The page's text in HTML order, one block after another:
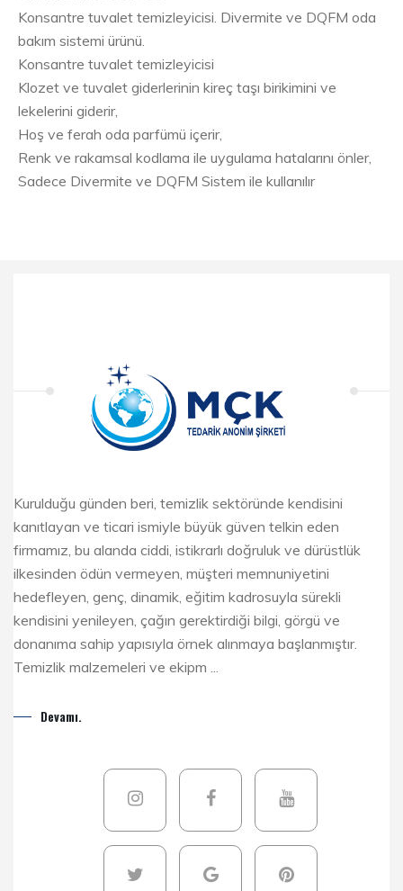
Konsantre tuvalet temizleyicisi. Divermite ve DQFM oda
bakım sistemi ürünü.
Konsantre tuvalet temizleyicisi
Klozet ve tuvalet giderlerinin kireç taşı birikimini ve
lekelerini giderir,
Hoş ve ferah oda parfümü içerir,
Renk ve rakamsal kodlama ile uygulama hatalarını önler,
Sadece Divermite ve DQFM Sistem ile kullanılır
Kurulduğu günden beri, temizlik sektöründe kendisini
kanıtlayan ve ticari ismiyle büyük güven telkin eden
firmamız, bu alanda ciddi, istikrarlı doğruluk ve dürüstlük
ilkesinden ödün vermeyen, müşteri memnuniyetini
hedefleyen, genç, dinamik, eğitim kadrosuyla sürekli
kendisini yenileyen, çağın gerektirdiği bilgi, görgü ve
donanıma sahip yapısıyla örnek alınmaya başlanmıştır.
Temizlik malzemeleri ve ekipm ...
Devamı.